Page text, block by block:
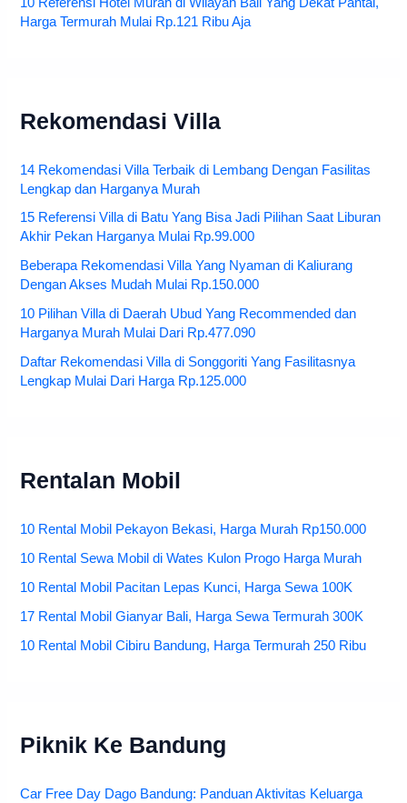
Harga Termurah Mulai Rp.121 Ribu Aja
Rekomendasi Villa
14 Rekomendasi Villa Terbaik di Lembang Dengan Fasilitas
Lengkap dan Harganya Murah
15 Referensi Villa di Batu Yang Bisa Jadi Pilihan Saat Liburan
Akhir Pekan Harganya Mulai Rp.99.000
Beberapa Rekomendasi Villa Yang Nyaman di Kaliurang
Dengan Akses Mudah Mulai Rp.150.000
10 Pilihan Villa di Daerah Ubud Yang Recommended dan
Harganya Murah Mulai Dari Rp.477.090
Daftar Rekomendasi Villa di Songgoriti Yang Fasilitasnya
Lengkap Mulai Dari Harga Rp.125.000
Rentalan Mobil
10 Rental Mobil Pekayon Bekasi, Harga Murah Rp150.000
10 Rental Sewa Mobil di Wates Kulon Progo Harga Murah
10 Rental Mobil Pacitan Lepas Kunci, Harga Sewa 100K
17 Rental Mobil Gianyar Bali, Harga Sewa Termurah 300K
10 Rental Mobil Cibiru Bandung, Harga Termurah 250 Ribu
Piknik Ke Bandung
Car Free Day Dago Bandung: Panduan Aktivitas Keluarga